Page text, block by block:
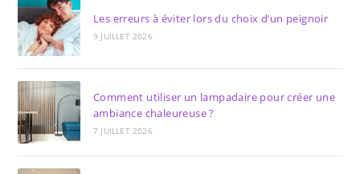
Les erreurs à éviter lors du choix d’un peignoir
9 JUILLET 2026
Comment utiliser un lampadaire pour créer une
ambiance chaleureuse ?
7 JUILLET 2026